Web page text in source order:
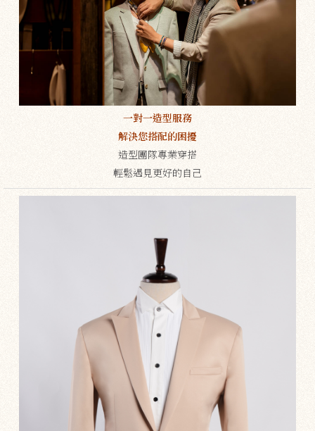
一對一造型服務
解決您搭配的困擾
造型團隊專業穿搭
輕鬆遇見更好的自己